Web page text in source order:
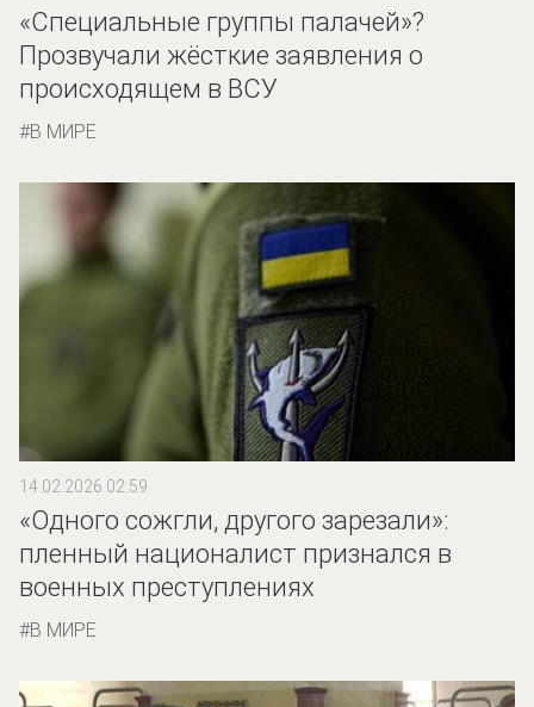
«Специальные группы палачей»?
Прозвучали жёсткие заявления о
происходящем в ВСУ
В МИРЕ
14.02.2026 02:59
«Одного сожгли, другого зарезали»:
пленный националист признался в
военных преступлениях
В МИРЕ